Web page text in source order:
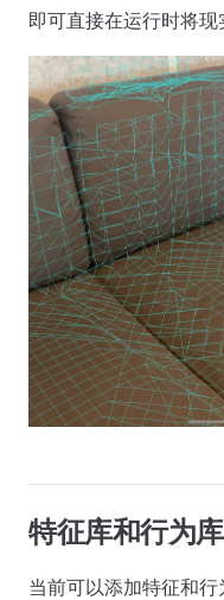
即可直接在运行时将现
特征库和行为库
当前可以添加特征和行